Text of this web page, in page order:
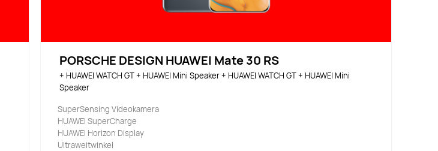
PORSCHE DESIGN HUAWEI Mate 30 RS
+ HUAWEI WATCH GT + HUAWEI Mini Speaker + HUAWEI WATCH GT + HUAWEI Mini
Speaker
SuperSensing Videokamera
HUAWEI SuperCharge
HUAWEI Horizon Display
Ultraweitwinkel